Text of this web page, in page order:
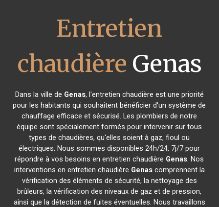
Entretien
chaudière Genas
Dans la ville de Genas, l'entretien chaudière est une priorité
pour les habitants qui souhaitent bénéficier d'un système de
chauffage efficace et sécurisé. Les plombiers de notre
équipe sont spécialement formés pour intervenir sur tous
types de chaudières, qu'elles soient à gaz, fioul ou
électriques. Nous sommes disponibles 24h/24, 7j/7 pour
répondre à vos besoins en entretien chaudière Genas. Nos
interventions en entretien chaudière Genascomprennent la
vérification des éléments de sécurité, la nettoyage des
brûleurs, la vérification des niveaux de gaz et de pression,
ainsi que la détection de fuites éventuelles. Nous travaillons